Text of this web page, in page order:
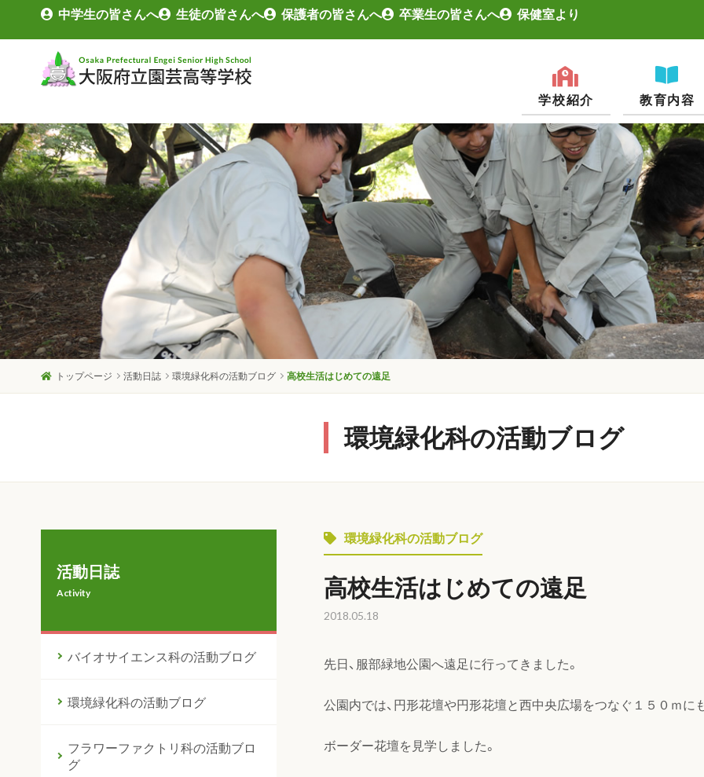
中学生の皆さんへ 生徒の皆さんへ 保護者の皆さんへ 卒業生の皆さんへ 保健室より
学校紹介 教育内容
トップページ 活動日誌 環境緑化科の活動ブログ 高校生活はじめての遠足
環境緑化科の活動ブログ
環境緑化科の活動ブログ
高校生活はじめての遠足
2018.05.18
先日、服部緑地公園へ遠足に行ってきました。
公園内では、円形花壇や円形花壇と西中央広場をつなぐ１５０ｍに
ボーダー花壇を見学しました。
活動日誌
Activity
バイオサイエンス科の活動ブログ
環境緑化科の活動ブログ
フラワーファクトリ科の活動ブロ
グ